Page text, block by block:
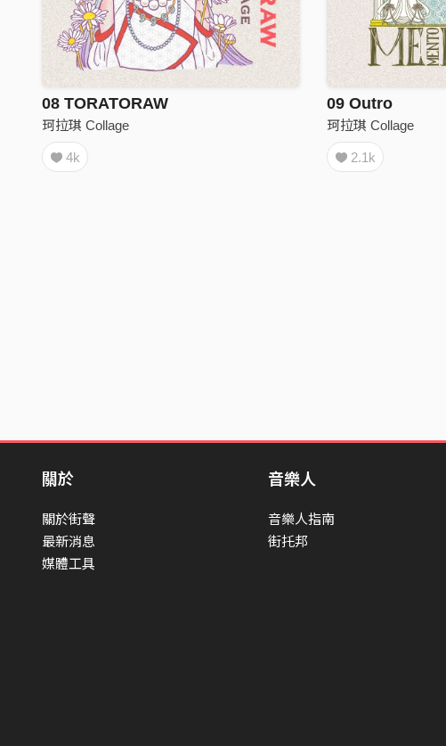
08 TORATORAW
珂拉琪 Collage
4k
09 Outro
珂拉琪 Collage
2.1k
關於
關於街聲
最新消息
媒體工具
音樂人
音樂人指南
街托邦